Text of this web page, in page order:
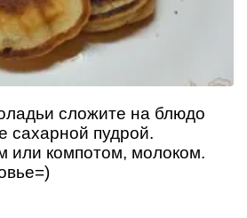
сложите на блюдо
сахарной пудрой.
или компотом, молоком.